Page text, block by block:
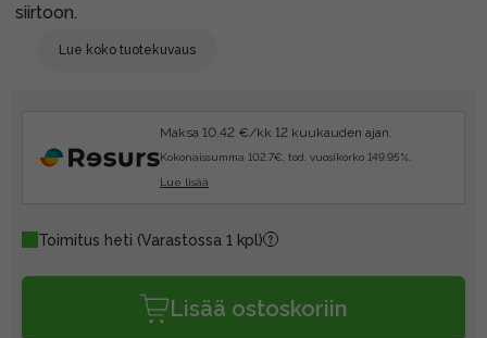
siirtoon.
Lue koko tuotekuvaus
Maksa 10.42 €/kk 12 kuukauden ajan.
Kokonaissumma 102.7€, tod. vuosikorko 149.95%.
Lue lisää
Toimitus heti (Varastossa 1 kpl)
Lisää ostoskoriin